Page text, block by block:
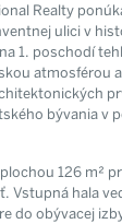
Realty
ulici v
1. poschodí
atmosférou
bývania v
126 m²
Vstupná hala
do obývacej